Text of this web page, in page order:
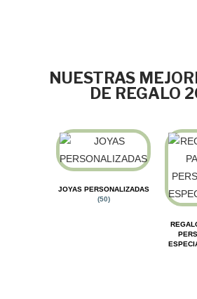
NUESTRAS
DE REGALO
JOYAS PERSONALIZADAS
(50)